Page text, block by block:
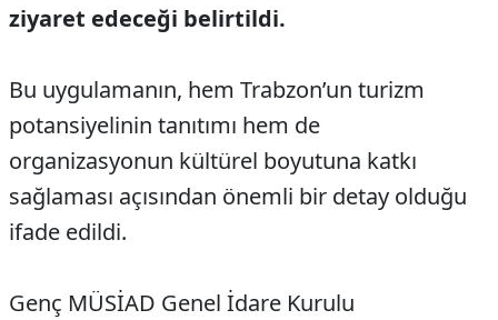
ziyaret edeceği belirtildi.
Bu uygulamanın, hem Trabzon’un turizm
potansiyelinin tanıtımı hem de
organizasyonun kültürel boyutuna katkı
sağlaması açısından önemli bir detay olduğu
ifade edildi.
Genç MÜSİAD Genel İdare Kurulu